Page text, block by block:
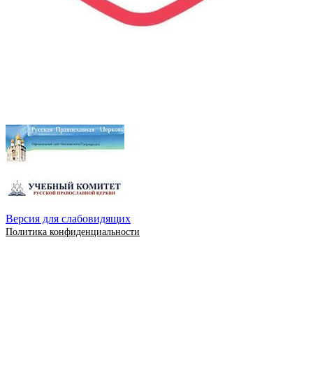
Версия для слабовидящих
Политика конфиденциальности